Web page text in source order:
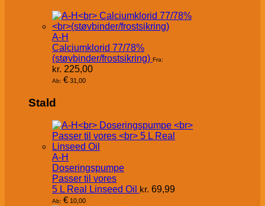
A-H
Calciumklorid 77/78%
(støvbinder/frostsikring) Fra:
kr. 225,00
Ab: € 31,00
Stald
A-H
Doseringspumpe
Passer til vores
5 L Real Linseed Oil kr. 69,99
Ab: € 10,00